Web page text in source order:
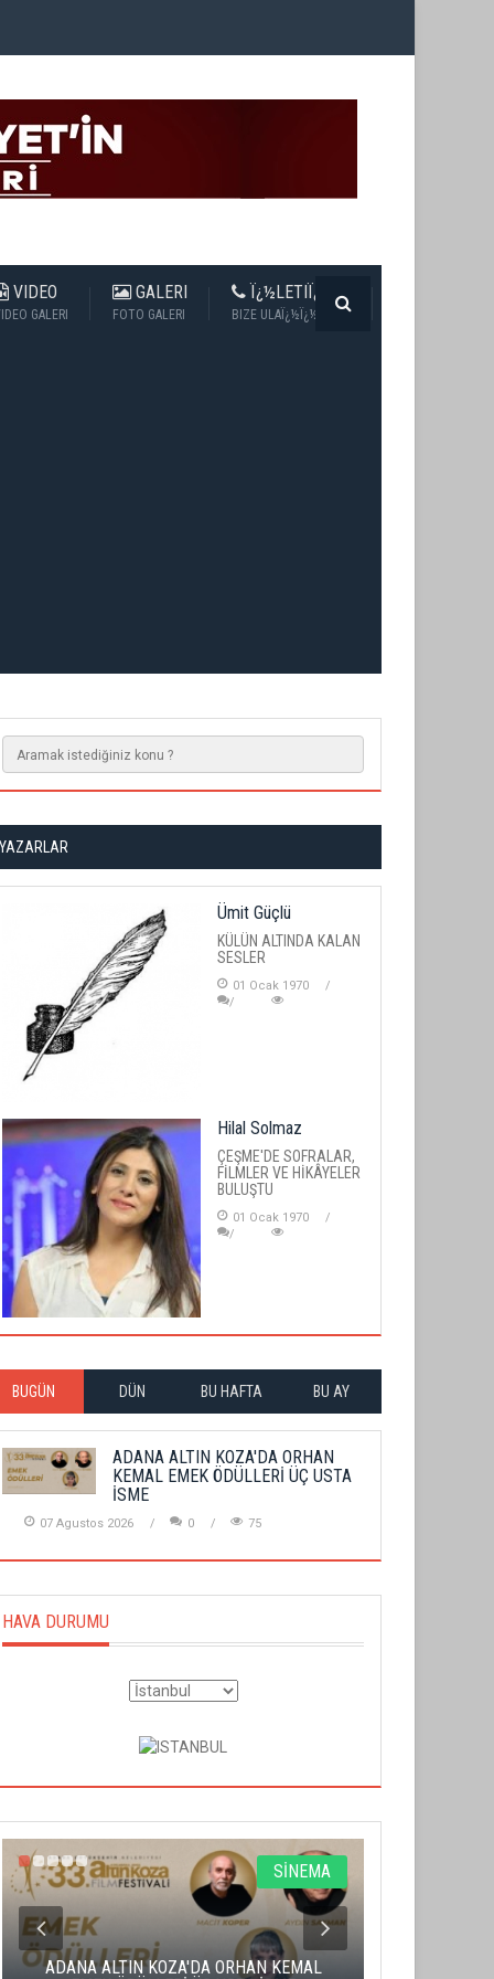
VIDEO
GALERI
GALERI
FOTO GALERI
Ï¿½LETIÏ¿½IM
BIZE ULAÏ¿½Ï¿½N
YAZARLAR
Ümit Güçlü
KÜLÜN ALTINDA KALAN
SESLER
01 Ocak 1970
Hilal Solmaz
ÇEŞME'DE SOFRALAR,
FİLMLER VE HİKÂYELER
BULUŞTU
01 Ocak 1970
BUGÜN DÜN BU HAFTA BU AY
ADANA ALTIN KOZA'DA ORHAN
KEMAL EMEK ÖDÜLLERİ ÜÇ USTA
İSME
07 Agustos 2026 0 75
HAVA DURUMU
SİNEMA
ADANA ALTIN KOZA'DA ORHAN KEMAL